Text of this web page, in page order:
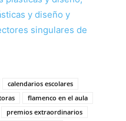
y diseño y
singulares de
calendarios escolares
flamenco en el aula
premios extraordinarios